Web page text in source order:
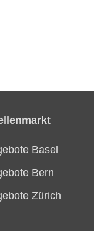
Basel
Bern
Zürich